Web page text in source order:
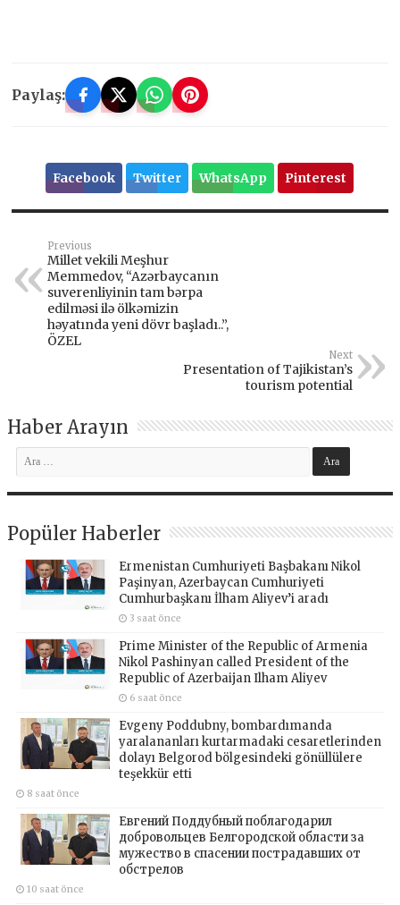
Paylaş:
Facebook Twitter WhatsApp Pinterest
Previous
Millet vekili Meşhur
Memmedov, “Azərbaycanın
suverenliyinin tam bərpa
edilməsi ilə ölkəmizin
həyatında yeni dövr başladı..”,
ÖZEL
Next
Presentation of Tajikistan’s
tourism potential
Haber Arayın
Popüler Haberler
Ermenistan Cumhuriyeti Başbakanı Nikol
Paşinyan, Azerbaycan Cumhuriyeti
Cumhurbaşkanı İlham Aliyev’i aradı
3 saat önce
Prime Minister of the Republic of Armenia
Nikol Pashinyan called President of the
Republic of Azerbaijan Ilham Aliyev
6 saat önce
Evgeny Poddubny, bombardımanda
yaralananları kurtarmadaki cesaretlerinden
dolayı Belgorod bölgesindeki gönüllülere
teşekkür etti
8 saat önce
Евгений Поддубный поблагодарил
добровольцев Белгородской области за
мужество в спасении пострадавших от
обстрелов
10 saat önce